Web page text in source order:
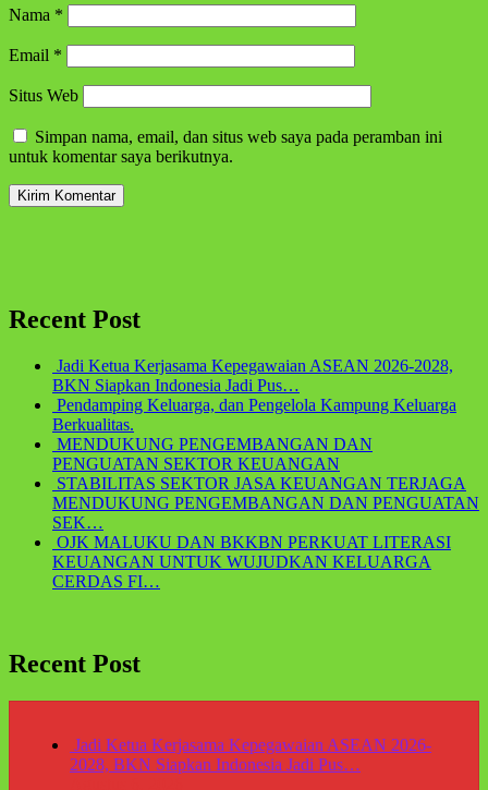
Nama *
Email *
Situs Web
Simpan nama, email, dan situs web saya pada peramban ini
untuk komentar saya berikutnya.
Recent Post
Jadi Ketua Kerjasama Kepegawaian ASEAN 2026-2028,
BKN Siapkan Indonesia Jadi Pus…
Pendamping Keluarga, dan Pengelola Kampung Keluarga
Berkualitas.
MENDUKUNG PENGEMBANGAN DAN
PENGUATAN SEKTOR KEUANGAN
STABILITAS SEKTOR JASA KEUANGAN TERJAGA
MENDUKUNG PENGEMBANGAN DAN PENGUATAN
SEK…
OJK MALUKU DAN BKKBN PERKUAT LITERASI
KEUANGAN UNTUK WUJUDKAN KELUARGA
CERDAS FI…
Recent Post
Jadi Ketua Kerjasama Kepegawaian ASEAN 2026-
2028, BKN Siapkan Indonesia Jadi Pus…